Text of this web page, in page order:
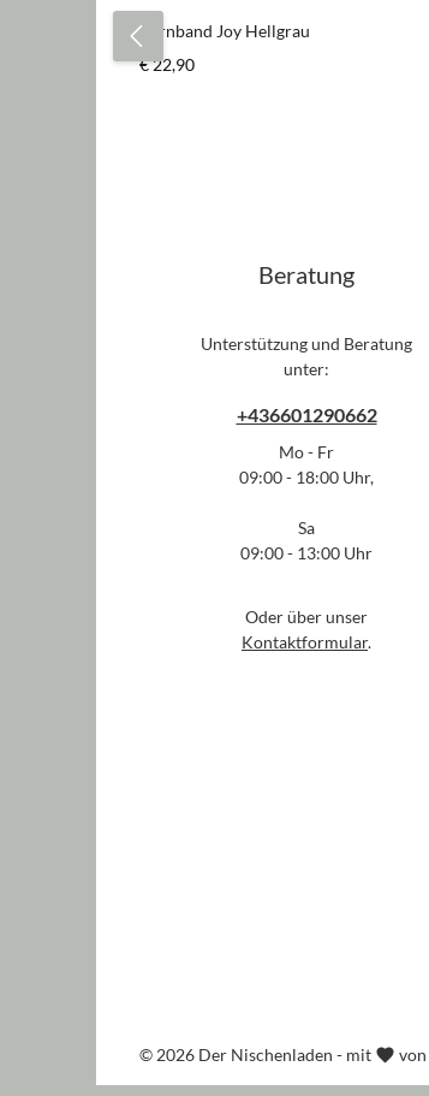
Stirnband Joy Hellgrau
Regulärer Preis:
€ 22,90
Beratung
Unterstützung und Beratung
unter:
+436601290662
Mo - Fr
09:00 - 18:00 Uhr,
Sa
09:00 - 13:00 Uhr
Oder über unser
Kontaktformular.
© 2026 Der Nischenladen - mit von